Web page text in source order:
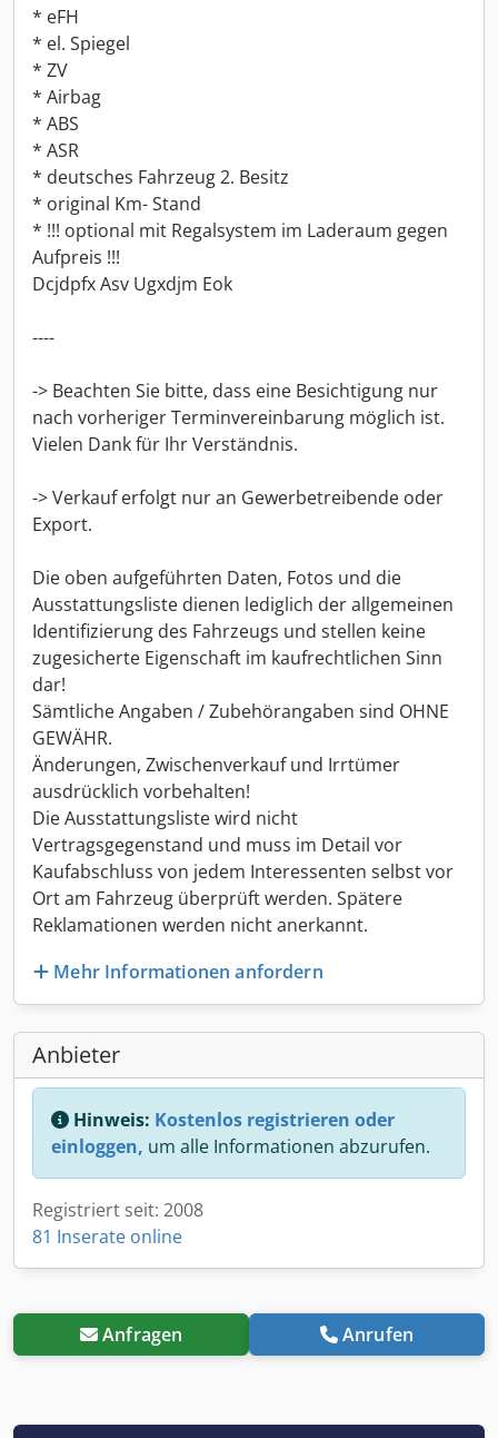
* eFH
* el. Spiegel
* ZV
* Airbag
* ABS
* ASR
* deutsches Fahrzeug 2. Besitz
* original Km- Stand
* !!! optional mit Regalsystem im Laderaum gegen
Aufpreis !!!
Dcjdpfx Asv Ugxdjm Eok
----
-> Beachten Sie bitte, dass eine Besichtigung nur
nach vorheriger Terminvereinbarung möglich ist.
Vielen Dank für Ihr Verständnis.
-> Verkauf erfolgt nur an Gewerbetreibende oder
Export.
Die oben aufgeführten Daten, Fotos und die
Ausstattungsliste dienen lediglich der allgemeinen
Identifizierung des Fahrzeugs und stellen keine
zugesicherte Eigenschaft im kaufrechtlichen Sinn
dar!
Sämtliche Angaben / Zubehörangaben sind OHNE
GEWÄHR.
Änderungen, Zwischenverkauf und Irrtümer
ausdrücklich vorbehalten!
Die Ausstattungsliste wird nicht
Vertragsgegenstand und muss im Detail vor
Kaufabschluss von jedem Interessenten selbst vor
Ort am Fahrzeug überprüft werden. Spätere
Reklamationen werden nicht anerkannt.
Mehr Informationen anfordern
Anbieter
Hinweis: Kostenlos registrieren oder
einloggen, um alle Informationen abzurufen.
Registriert seit: 2008
81 Inserate online
Anfragen Anrufen